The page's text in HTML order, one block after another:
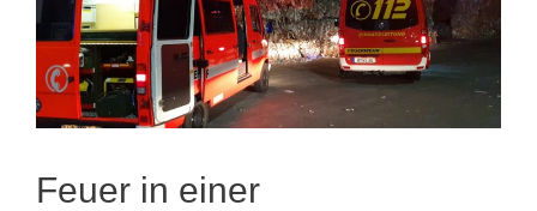
Feuer in einer